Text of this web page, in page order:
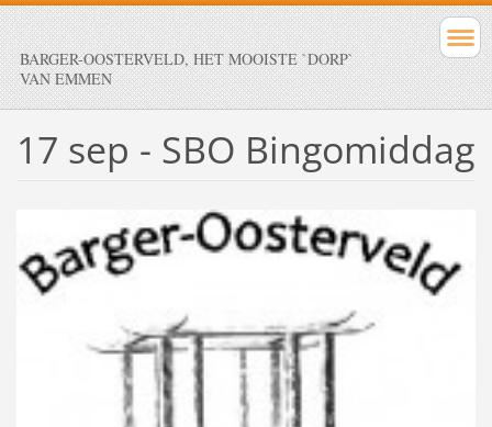
BARGER-OOSTERVELD, HET MOOISTE `DORP`
VAN EMMEN
17 sep - SBO Bingomiddag